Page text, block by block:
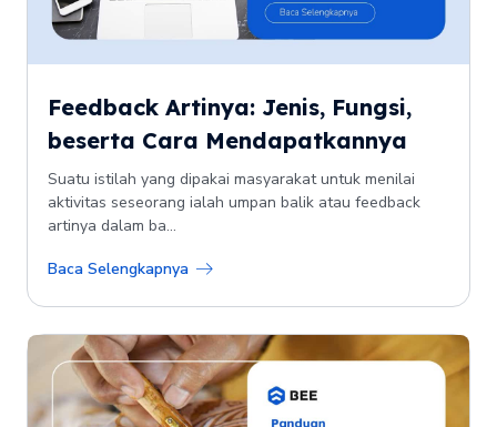
Feedback Artinya: Jenis, Fungsi,
beserta Cara Mendapatkannya
Suatu istilah yang dipakai masyarakat untuk menilai
aktivitas seseorang ialah umpan balik atau feedback
artinya dalam ba...
Baca Selengkapnya